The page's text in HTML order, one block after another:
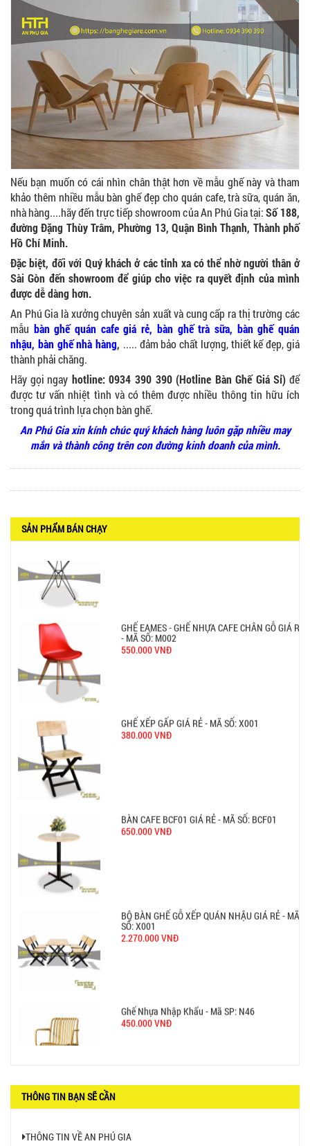
Nếu bạn muốn có cái nhìn chân thật hơn về mẫu ghế này và tham
khảo thêm nhiều mẫu bàn ghế đẹp cho quán cafe, trà sữa, quán ăn,
nhà hàng....hãy đến trực tiếp showroom của An Phú Gia tại:Số 188,
đường Đặng Thùy Trâm, Phường 13, Quận Bình Thạnh, Thành phố
Hồ Chí Minh.
Đặc biệt, đối với Quý khách ở các tỉnh xa có thể nhờ người thân ở
Sài Gòn đến showroom để giúp cho việc ra quyết định của mình
được dễ dàng hơn.
An Phú Gia là xưởng chuyên sản xuất và cung cấp ra thị trường các
mẫu bàn ghế quán cafe giá rẻ, bàn ghế trà sữa, bàn ghế quán
nhậu, bàn ghế nhà hàng, ..... đảm bảo chất lượng, thiết kế đẹp, giá
thành phải chăng.
Hãy gọi ngay hotline: 0934 390 390 (Hotline Bàn Ghế Giá Sỉ) để
được tư vấn nhiệt tình và có thêm được nhiều thông tin hữu ích
trong quá trình lựa chọn bàn ghế.
An Phú Gia xin kính chúc quý khách hàng luôn gặp nhiều may
mắn và thành công trên con đường kinh doanh của mình.
SẢN PHẨM BÁN CHẠY
BÀN BAR BEER CLUB BCF SX GIÁ RẺ - MÃ SỐ:
BCF SX
750.000 VNĐ
GHẾ EAMES - GHẾ NHỰA CAFE CHÂN GỖ GIÁ RẺ
- MÃ SỐ: M002
550.000 VNĐ
GHẾ XẾP GẤP GIÁ RẺ - MÃ SỐ: X001
BÀN CAFE BCF01 GIÁ RẺ - MÃ SỐ: BCF01
650.000 VNĐ
SỐ: X001
750.000 VNĐ
550.000 VNĐ
THÔNG TIN BẠN SẼ CẦN
THÔNG TIN VỀ AN PHÚ GIA